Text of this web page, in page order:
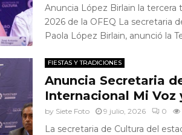
Anuncia López Birlain la
2026 de la OFEQ La secretaria
Paola López Birlain, anunció la
FIESTAS Y TRADICIONES
Anuncia Secretaria
Internacional Mi Voz
by Siete Foto 9 julio, 2026 0
La secretaria de Cultura del